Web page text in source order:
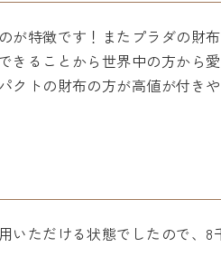
が特徴です！またプラダの財
きることから世界中の方から
クトの財布の方が高値が付き
ただける状態でしたので、8